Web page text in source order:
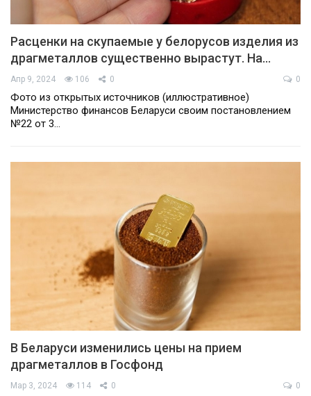
Расценки на скупаемые у белорусов изделия из
драгметаллов существенно вырастут. На…
Апр 9, 2024 106 0 0
Фото из открытых источников (иллюстративное)
Министерство финансов Беларуси своим постановлением
№22 от 3…
В Беларуси изменились цены на прием
драгметаллов в Госфонд
Мар 3, 2024 114 0 0